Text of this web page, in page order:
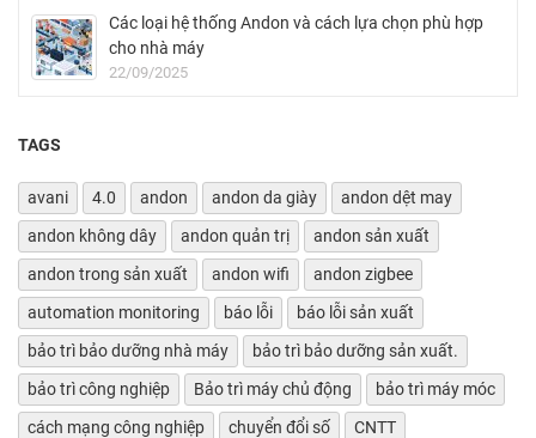
Các loại hệ thống Andon và cách lựa chọn phù hợp
cho nhà máy
22/09/2025
TAGS
avani 4.0 andon andon da giày
andon dệt may
andon không dây
andon quản trị
andon sản xuất
andon trong sản xuất
andon wifi
andon zigbee
automation monitoring
báo lỗi
báo lỗi sản xuất
bảo trì bảo dưỡng nhà máy
bảo trì bảo dưỡng sản xuất.
bảo trì công nghiệp
Bảo trì máy chủ động
bảo trì máy móc
cách mạng công nghiệp
chuyển đổi số
CNTT